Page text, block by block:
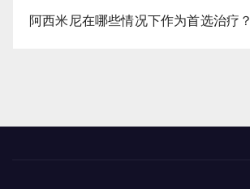
阿西米尼在哪些情况下作为首选治疗？